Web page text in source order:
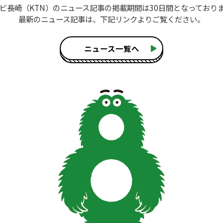
長崎（KTN）のニュース記事の掲載期間は30日間となっており
最新のニュース記事は、 下記リンクよりご覧ください。
ニュース一覧へ